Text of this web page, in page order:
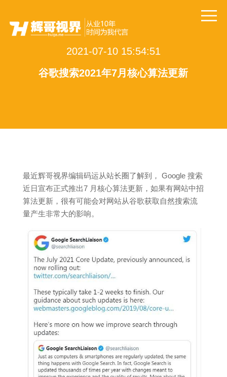
2021-07-10 15:54:51
谷歌搜索2021年7月核心算法更新
最近辉哥视界编辑码运从站长圈了解到， Google 搜索
近日宣布正式推出7 月核心算法更新，如果有网站中招
算法更新，很有可能会对网站从谷歌获取自然搜索流
量产生非常大的影响。